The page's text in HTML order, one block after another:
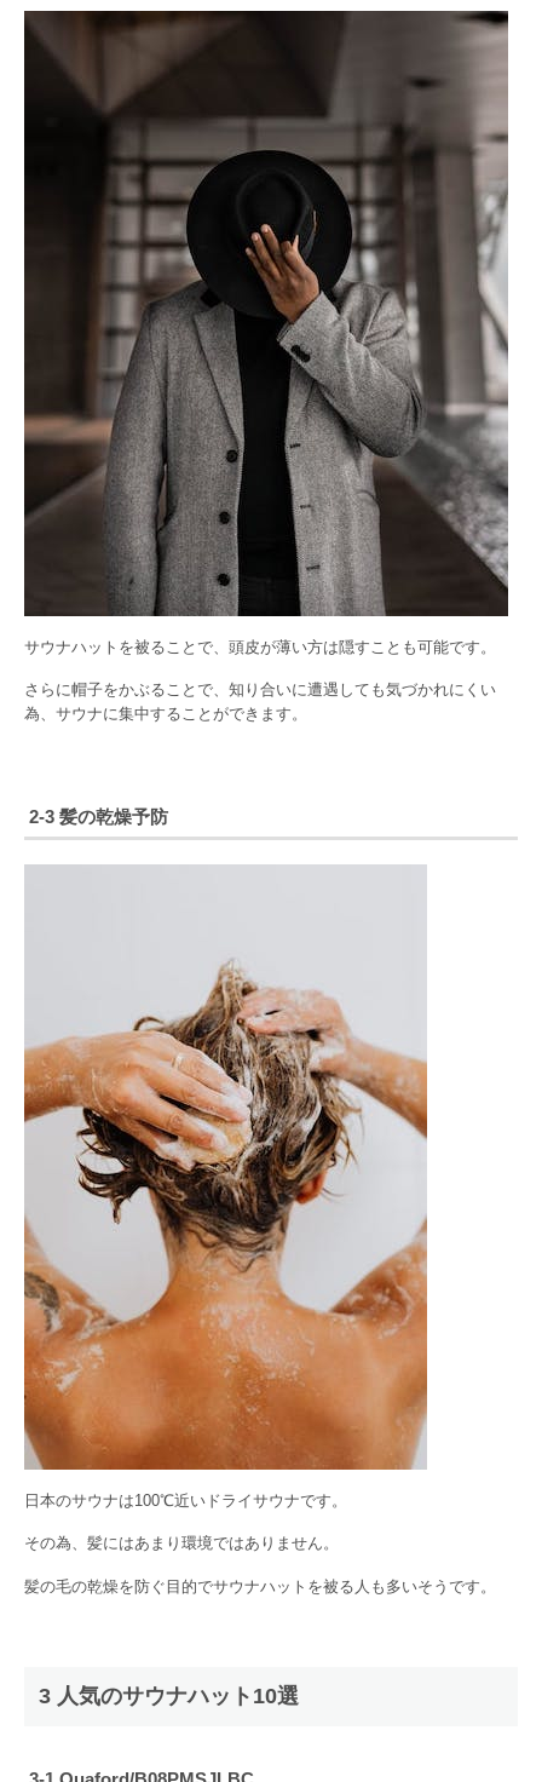
サウナハットを被ることで、頭皮が薄い方は隠すことも可能です。
さらに帽子をかぶることで、知り合いに遭遇しても気づかれにくい
為、サウナに集中することができます。
2-3 髪の乾燥予防
日本のサウナは100℃近いドライサウナです。
その為、髪にはあまり環境ではありません。
髪の毛の乾燥を防ぐ目的でサウナハットを被る人も多いそうです。
3 人気のサウナハット10選